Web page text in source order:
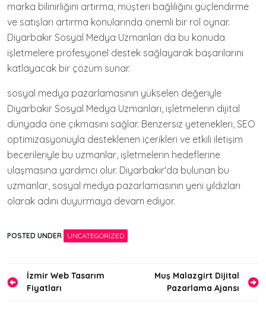
marka bilinirliğini artırma, müşteri bağlılığını güçlendirme
ve satışları artırma konularında önemli bir rol oynar.
Diyarbakır Sosyal Medya Uzmanları da bu konuda
işletmelere profesyonel destek sağlayarak başarılarını
katlayacak bir çözüm sunar.
sosyal medya pazarlamasının yükselen değeriyle
Diyarbakır Sosyal Medya Uzmanları, işletmelerin dijital
dünyada öne çıkmasını sağlar. Benzersiz yetenekleri, SEO
optimizasyonuyla desteklenen içerikleri ve etkili iletişim
becerileriyle bu uzmanlar, işletmelerin hedeflerine
ulaşmasına yardımcı olur. Diyarbakır'da bulunan bu
uzmanlar, sosyal medya pazarlamasının yeni yıldızları
olarak adını duyurmaya devam ediyor.
POSTED UNDER UNCATEGORIZED
Yazı
gezinmesi
İzmir Web Tasarım
Fiyatları
Muş Malazgirt Dijital
Pazarlama Ajansı